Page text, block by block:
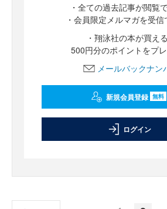
・全ての過去記事が閲覧
・会員限定メルマガを受
・翔泳社の本が買え
500円分のポイントをプ
メールバックナン
新規会員登録 無料
ログイン